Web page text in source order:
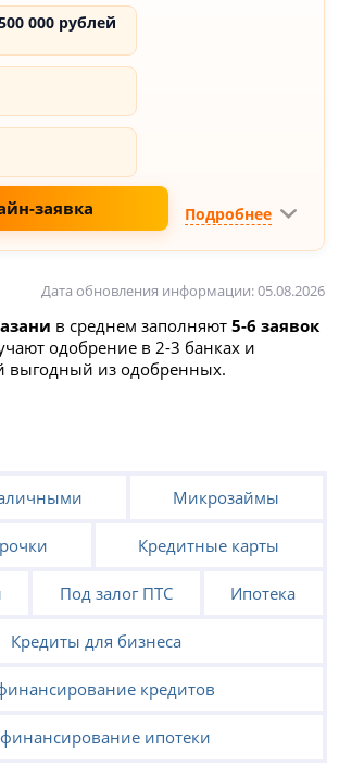
000 рублей
заявка Подробнее
Дата обновления информации: 05.08.2026
в среднем заполняют5-6 заявок
одобрение в 2-3 банках и
выгодный из одобренных.
Микрозаймы
Кредитные карты
Под залог ПТС Ипотека
Кредиты для бизнеса
кредитов
ипотеки